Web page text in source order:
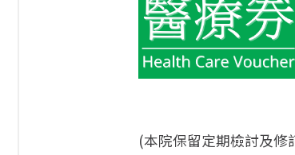
(本院保留定期檢討及修